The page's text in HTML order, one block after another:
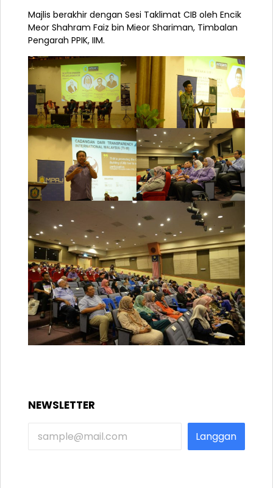
Majlis berakhir dengan Sesi Taklimat CIB oleh Encik
Meor Shahram Faiz bin Mieor Shariman, Timbalan
Pengarah PPIK, IIM.
NEWSLETTER
Langgan